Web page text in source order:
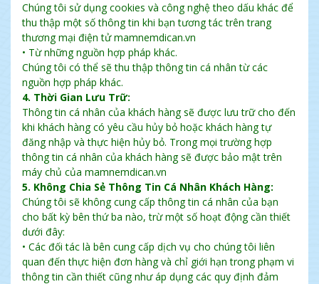
Chúng tôi sử dụng cookies và công nghệ theo dấu khác để
thu thập một số thông tin khi bạn tương tác trên trang
thương mại điện tử mamnemdican.vn
• Từ những nguồn hợp pháp khác.
Chúng tôi có thể sẽ thu thập thông tin cá nhân từ các
nguồn hợp pháp khác.
4. Thời Gian Lưu Trữ:
Thông tin cá nhân của khách hàng sẽ được lưu trữ cho đến
khi khách hàng có yêu cầu hủy bỏ hoặc khách hàng tự
đăng nhập và thực hiện hủy bỏ. Trong mọi trường hợp
thông tin cá nhân của khách hàng sẽ được bảo mật trên
máy chủ của mamnemdican.vn
5. Không Chia Sẻ Thông Tin Cá Nhân Khách Hàng:
Chúng tôi sẽ không cung cấp thông tin cá nhân của bạn
cho bất kỳ bên thứ ba nào, trừ một số hoạt động cần thiết
dưới đây:
• Các đối tác là bên cung cấp dịch vụ cho chúng tôi liên
quan đến thực hiện đơn hàng và chỉ giới hạn trong phạm vi
thông tin cần thiết cũng như áp dụng các quy định đảm